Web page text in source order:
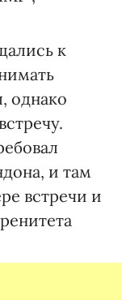
к
однако
и там
встречи и